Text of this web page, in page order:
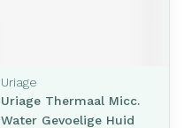
Uriage
Uriage Thermaal Micc.
Water Gevoelige Huid